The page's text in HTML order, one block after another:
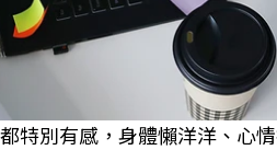
特別有感，身體懶洋洋、心